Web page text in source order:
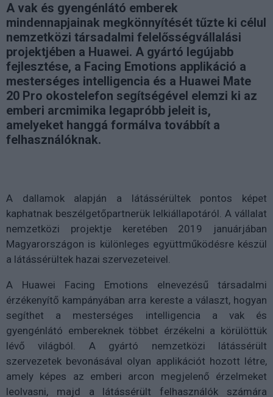
A vak és gyengénlátó emberek
mindennapjainak megkönnyítését tűzte ki célul
nemzetközi társadalmi felelősségvállalási
projektjében a Huawei. A gyártó legújabb
fejlesztése, a Facing Emotions applikáció a
mesterséges intelligencia és a Huawei Mate
20 Pro okostelefon segítségével elemzi ki az
emberi arcmimika legapróbb jeleit is,
amelyeket hanggá formálva továbbít a
felhasználóknak.
A dallamok alapján a látássérültek pontos képet
kaphatnak beszélgetőpartnerük lelkiállapotáról. A vállalat
nemzetközi projektje keretében 2019 januárjában
Magyarországon is különleges együttműködésre készül
a látássérültek hazai szervezeteivel.
A Huawei Facing Emotions elnevezésű társadalmi
érzékenyítő kampányában arra kereste a választ, hogyan
segíthet a mesterséges intelligencia a vak és
gyengénlátó embereknek többet érzékelni a körülöttük
lévő világból. A gyártó nemzetközi látássérült
szervezetek bevonásával olyan applikációt hozott létre,
amely képes az emberi arcon megjelenő érzelmeket
leolvasni, majd a látássérült felhasználók számára